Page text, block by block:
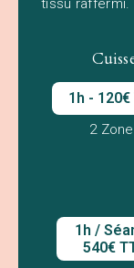
tissu raffermi.
1h - 120€
2
1h /
540€